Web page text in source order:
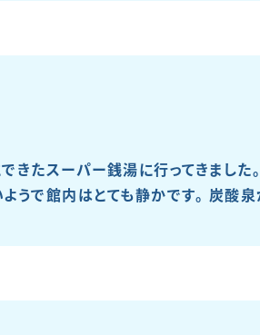
きたスーパー銭湯に行ってきまし
で館内はとても静かです。 炭酸